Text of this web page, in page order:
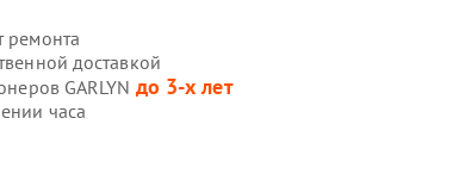
ремонта
доставкой
GARLYN до 3-х лет
часа